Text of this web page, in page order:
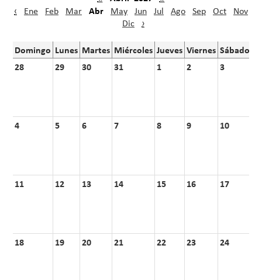
‹ Ene Feb Mar Abr May Jun Jul Ago Sep Oct
Nov
Dic ›
Domingo Lunes Martes Miércoles Jueves Viernes Sábado
28
29 30 31 1 2 3
4 5 6 7 8 9 10
11 12 13 14 15 16 17
18 19 20 21 22 23 24